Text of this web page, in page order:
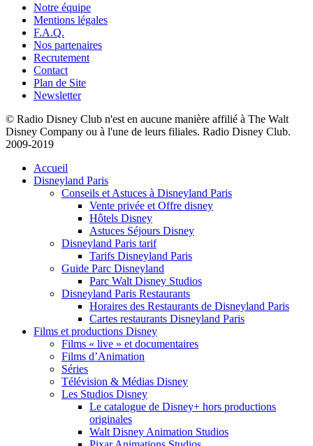
Notre équipe
Mentions légales
F.A.Q.
Nos partenaires
Recrutement
Contact
Plan de Site
Newsletter
© Radio Disney Club n'est en aucune manière affilié à The Walt
Disney Company ou à l'une de leurs filiales. Radio Disney Club.
2009-2019
Accueil
Disneyland Paris
Conseils et Astuces à Disneyland Paris
Vente privée et Offre disney
Hôtels Disney
Astuces Séjours Disney
Disneyland Paris tarif
Tarifs Disneyland Paris
Guide Parc Disneyland
Parc Walt Disney Studios
Disneyland Paris Restaurants
Horaires des Restaurants de Disneyland Paris
Cartes restaurants Disneyland Paris
Films et productions Disney
Films « live » et documentaires
Films d’Animation
Séries
Télévision & Médias Disney
Les Studios Disney
Le catalogue de Disney+ hors productions
originales
Walt Disney Animation Studios